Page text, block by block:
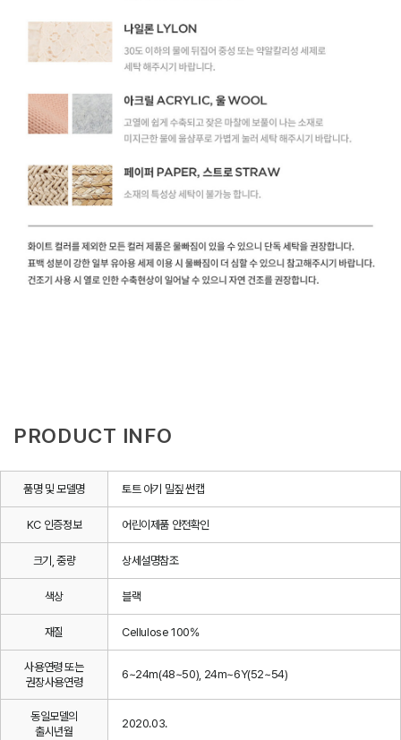
PRODUCT INFO
품명 및 모델명 토트 아기 밀짚 썬캡
KC 인증정보 어린이제품 안전확인
크기, 중량 상세설명참조
색상 블랙
재질 Cellulose 100%
사용연령 또는
권장사용연령
6~24m(48~50), 24m~6Y(52~54)
동일모델의
출시년월
2020.03.